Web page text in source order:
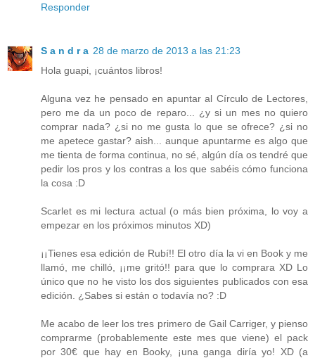
Responder
S a n d r a 28 de marzo de 2013 a las 21:23
Hola guapi, ¡cuántos libros!
Alguna vez he pensado en apuntar al Círculo de Lectores,
pero me da un poco de reparo... ¿y si un mes no quiero
comprar nada? ¿si no me gusta lo que se ofrece? ¿si no
me apetece gastar? aish... aunque apuntarme es algo que
me tienta de forma continua, no sé, algún día os tendré que
pedir los pros y los contras a los que sabéis cómo funciona
la cosa :D
Scarlet es mi lectura actual (o más bien próxima, lo voy a
empezar en los próximos minutos XD)
¡¡Tienes esa edición de Rubí!! El otro día la vi en Book y me
llamó, me chilló, ¡¡me gritó!! para que lo comprara XD Lo
único que no he visto los dos siguientes publicados con esa
edición. ¿Sabes si están o todavía no? :D
Me acabo de leer los tres primero de Gail Carriger, y pienso
comprarme (probablemente este mes que viene) el pack
por 30€ que hay en Booky, ¡una ganga diría yo! XD (a